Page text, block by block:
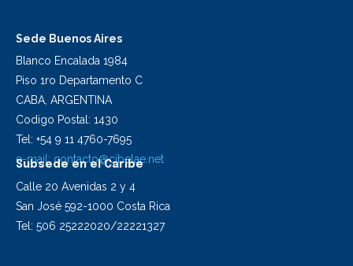
Sede Buenos Aires
Blanco Encalada 1984
Piso 1ro Departamento C
CABA, ARGENTINA
Codigo Postal: 1430
Tel: +54 9 11 4760-7695
e-mail: contacto@cibelae.net
Subsede en el Caribe
Calle 20 Avenidas 2 y 4
San José 592-1000 Costa Rica
Tel: 506 25222020/22221327